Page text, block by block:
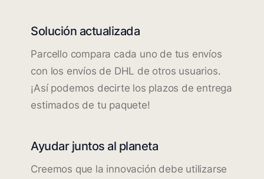
Solución actualizada
Parcello compara cada uno de tus envíos
con los envíos de DHL de otros usuarios.
¡Así podemos decirte los plazos de entrega
estimados de tu paquete!
Ayudar juntos al planeta
Creemos que la innovación debe utilizarse